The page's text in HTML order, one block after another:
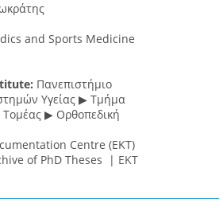
and Sports Medicine
Πανεπιστήμιο
Υγείας ▶ Τμήμα
Τομέας ▶ Ορθοπεδική
Centre (EKT)
of PhD Theses | ΕΚΤ